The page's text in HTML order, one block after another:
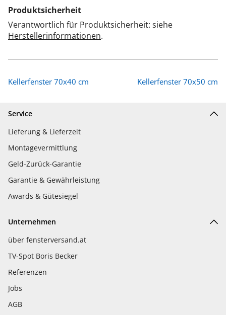
Produktsicherheit
Verantwortlich für Produktsicherheit: siehe
Herstellerinformationen.
Kellerfenster 70x40 cm Kellerfenster 70x50 cm
Service
Lieferung & Lieferzeit
Montagevermittlung
Geld-Zurück-Garantie
Garantie & Gewährleistung
Awards & Gütesiegel
Unternehmen
über fensterversand.at
TV-Spot Boris Becker
Referenzen
Jobs
AGB